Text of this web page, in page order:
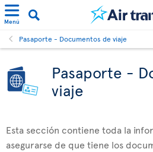
Menú
Pasaporte - Documentos de viaje
Pasaporte -
viaje
Esta sección contiene toda la
asegurarse de que tiene los